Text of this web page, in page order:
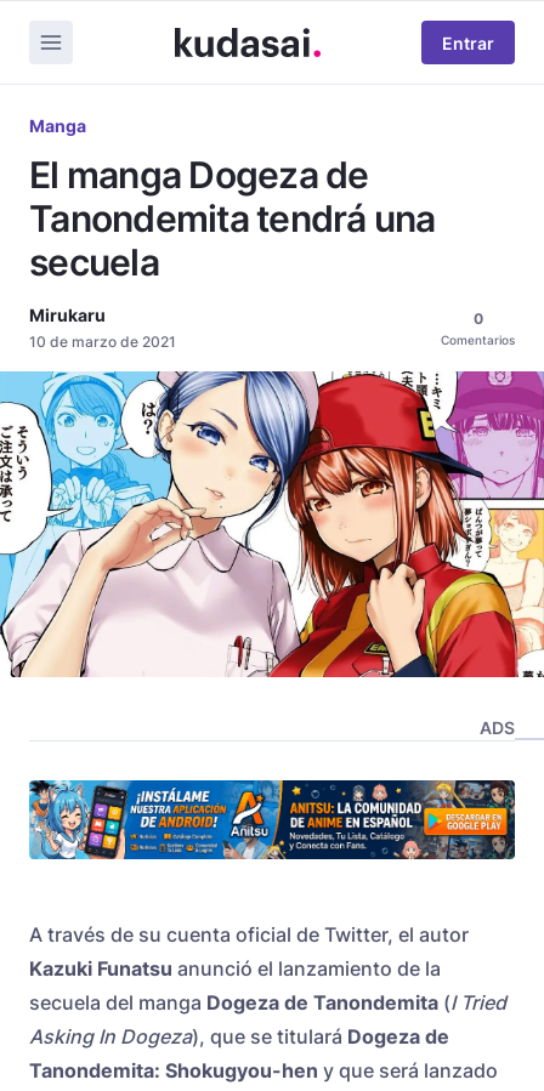
Entrar
Manga
El manga Dogeza de
Tanondemita tendrá una
secuela
Mirukaru
10 de marzo de 2021
0
Comentarios
ADS
A través de su cuenta oficial de Twitter, el autor
Kazuki Funatsu anunció el lanzamiento de la
secuela del manga Dogeza de Tanondemita (I Tried
Asking In Dogeza), que se titulará Dogeza de
Tanondemita: Shokugyou-hen y que será lanzado